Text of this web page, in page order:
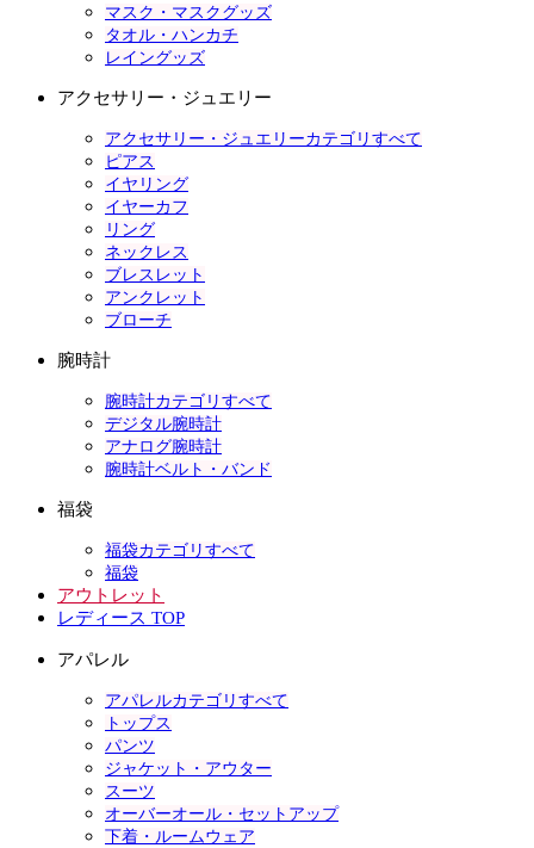
マスク・マスクグッズ
タオル・ハンカチ
レイングッズ
アクセサリー・ジュエリー
アクセサリー・ジュエリーカテゴリすべて
ピアス
イヤリング
イヤーカフ
リング
ネックレス
ブレスレット
アンクレット
ブローチ
腕時計
腕時計カテゴリすべて
デジタル腕時計
アナログ腕時計
腕時計ベルト・バンド
福袋
福袋カテゴリすべて
福袋
アウトレット
レディース TOP
アパレル
アパレルカテゴリすべて
トップス
パンツ
ジャケット・アウター
スーツ
オーバーオール・セットアップ
下着・ルームウェア